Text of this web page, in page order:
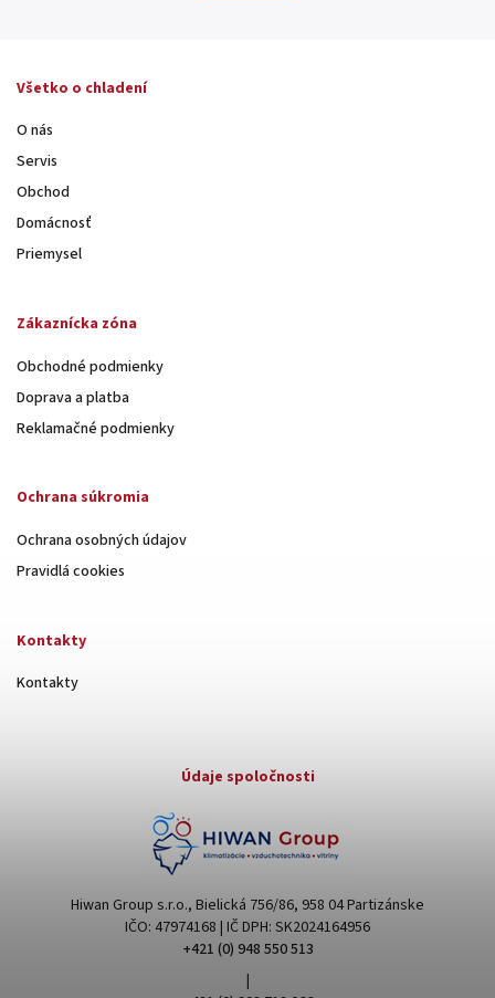
Všetko o chladení
O nás
Servis
Obchod
Domácnosť
Priemysel
Zákaznícka zóna
Obchodné podmienky
Doprava a platba
Reklamačné podmienky
Ochrana súkromia
Ochrana osobných údajov
Pravidlá cookies
Kontakty
Kontakty
Údaje spoločnosti
Hiwan Group s.r.o., Bielická 756/86, 958 04 Partizánske
IČO: 47974168 | IČ DPH: SK2024164956
+421 (0) 948 550 513
|